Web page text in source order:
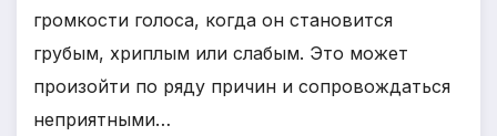
громкости голоса, когда он становится
грубым, хриплым или слабым. Это может
произойти по ряду причин и сопровождаться
неприятными…